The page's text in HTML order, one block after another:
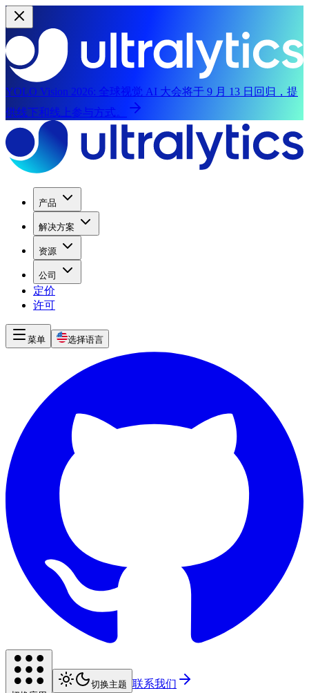
YOLO Vision 2026: 全球视觉 AI 大会将于 9 月 13 日回归，提
供线下和线上参与方式。
产品
解决方案
资源
公司
定价
许可
菜单 选择语言
切换主题 联系我们